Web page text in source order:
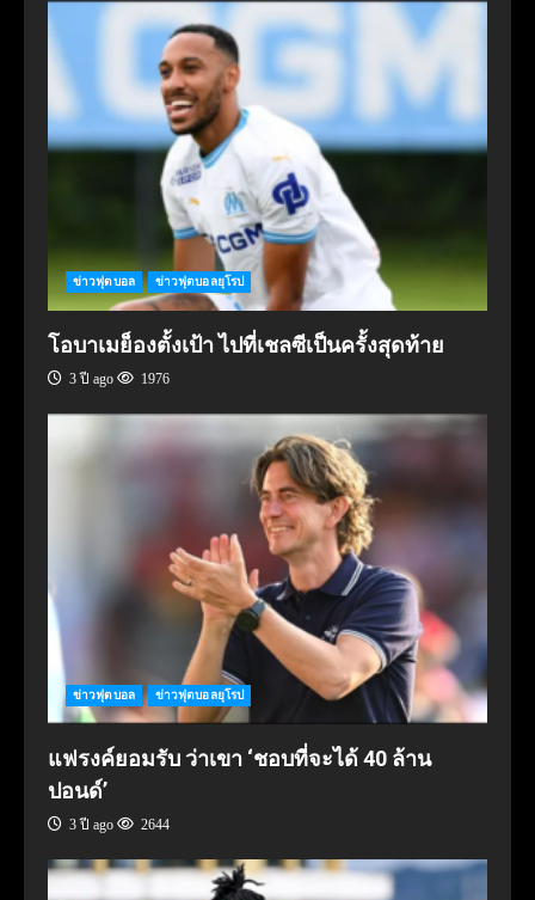
ข่าวฟุตบอล ข่าวฟุตบอลยุโรป
โอบาเมย็องตั้งเป้า ไปที่เชลซีเป็นครั้งสุดท้าย
3 ปี ago 1976
ข่าวฟุตบอล ข่าวฟุตบอลยุโรป
แฟรงค์ยอมรับ ว่าเขา ‘ชอบที่จะได้ 40 ล้าน
ปอนด์’
3 ปี ago 2644